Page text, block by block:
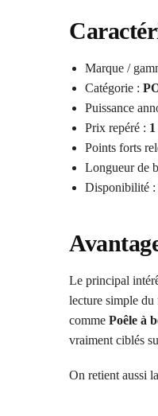
Marque /
Catégorie :
Puissance
Prix repéré :
Points forts
Longueur de
Disponibilité :
Le principal
lecture simple du
comme Poêle à
vraiment ciblés
On retient aussi